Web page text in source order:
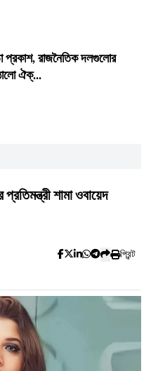
প্রকাশ, রাজনৈতিক দলগুলোর
ঐক্...
প্রতিমন্ত্রী শামা ওবায়েদ
প্রিন্ট